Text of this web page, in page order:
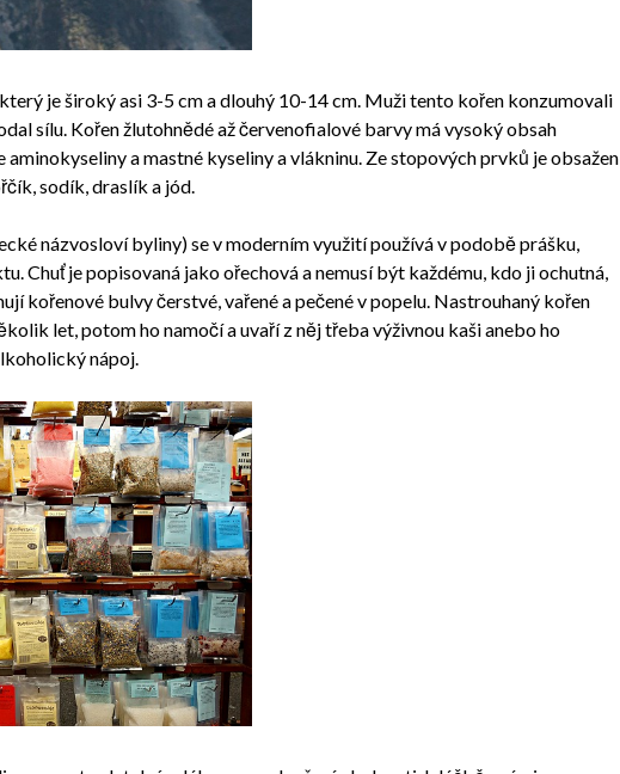
je široký asi 3-5 cm a dlouhý 10-14 cm. Muži tento kořen konzumovali
sílu. Kořen žlutohnědé až červenofialové barvy má vysoký obsah
aminokyseliny a mastné kyseliny a vlákninu. Ze stopových prvků je obsažen
sodík, draslík a jód.
názvosloví byliny) se v moderním využití používá v podobě prášku,
Chuť je popisovaná jako ořechová a nemusí být každému, kdo ji ochutná,
kořenové bulvy čerstvé, vařené a pečené v popelu. Nastrouhaný kořen
let, potom ho namočí a uvaří z něj třeba výživnou kaši anebo ho
nápoj.